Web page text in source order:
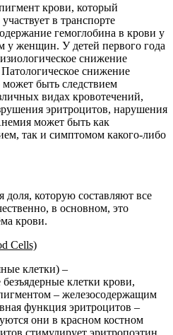
крови, который
в транспорте
гемоглобина в крови у
у женщин. У детей первого года
снижение
снижение
быть следствием
видах кровотечений,
эритроцитов, нарушения
может быть как
так и симптомом какого-либо
доля, которую составляют все
в основном, это
крови.
Cells)
клетки) –
клетки крови,
– железосодержащим
функция эритроцитов –
они в красном костном
стимулирует эритропоэтин,